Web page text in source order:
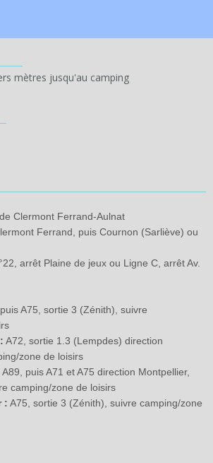
mètres jusqu'au camping
Clermont Ferrand-Aulnat
Ferrand, puis Cournon (Sarliève) ou
arrêt Plaine de jeux ou Ligne C, arrêt Av.
A75, sortie 3 (Zénith), suivre
A72, sortie 1.3 (Lempdes) direction
zone de loisirs
A89, puis A71 et A75 direction Montpellier,
camping/zone de loisirs
: A75, sortie 3 (Zénith), suivre camping/zone